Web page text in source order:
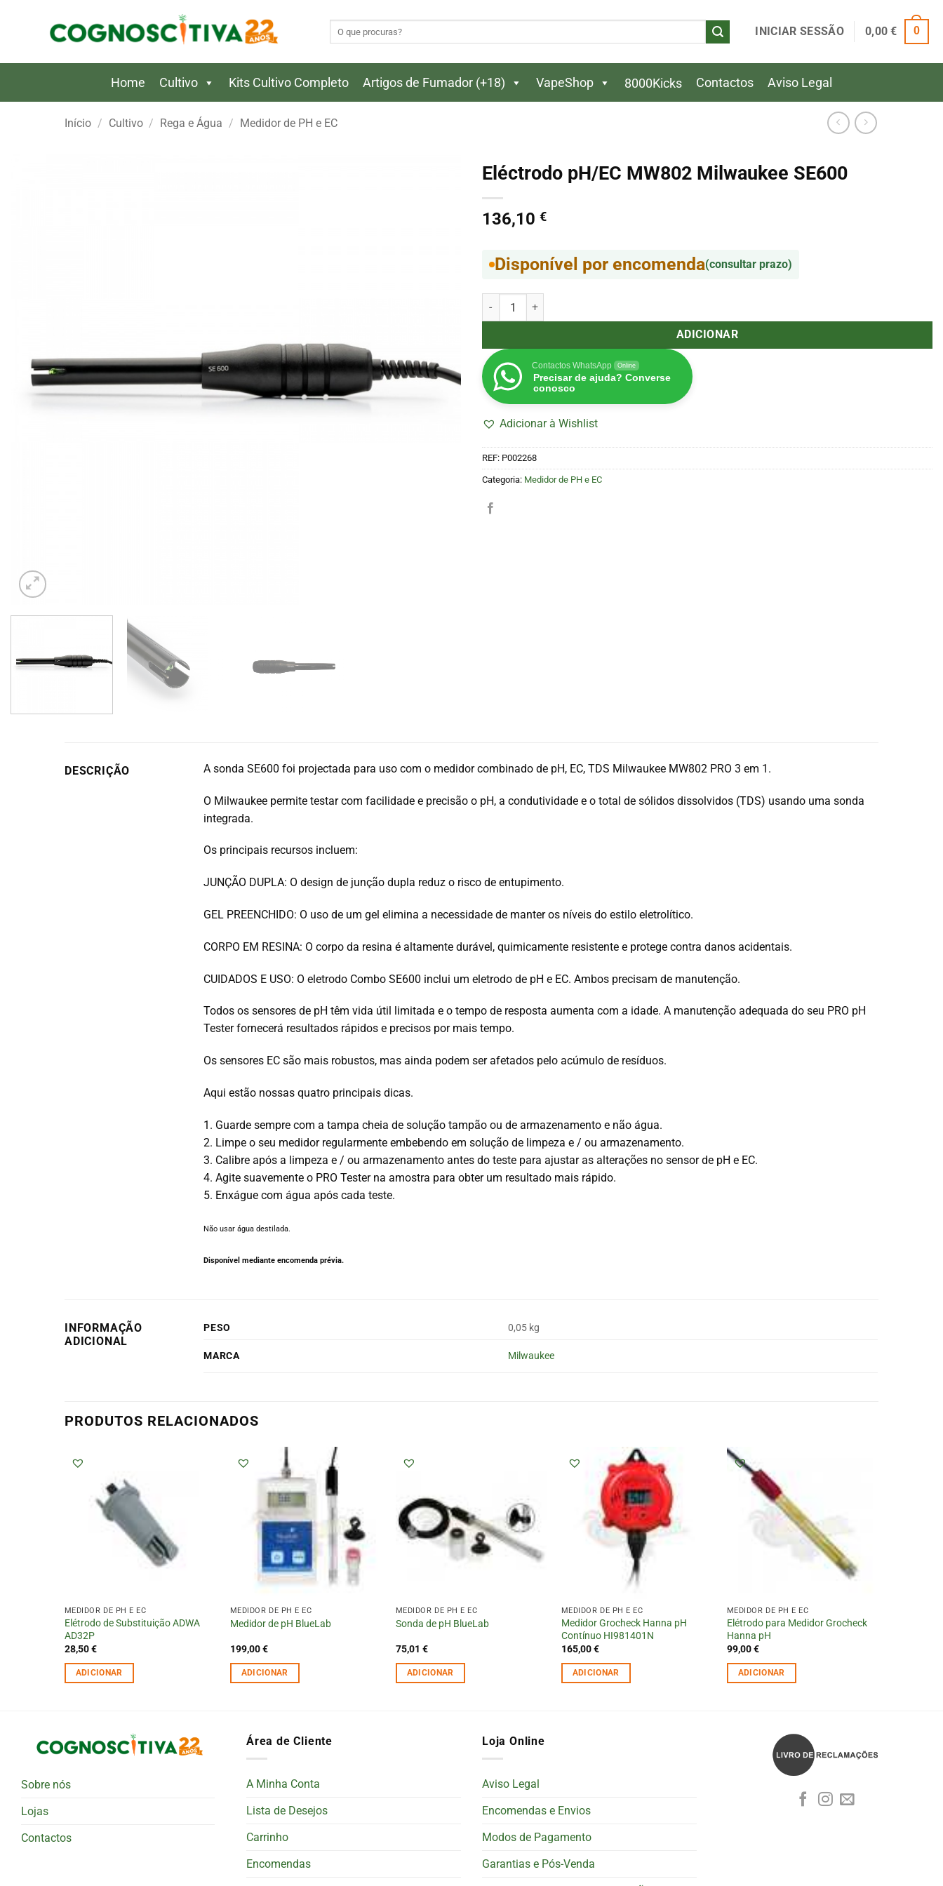
INICIAR SESSÃO 0,00€ 0
Home Cultivo Kits Cultivo Completo Artigos de Fumador (+18) VapeShop 8000Kicks Contactos Aviso Legal
Início / Cultivo / Rega e Água / Medidor de PH e EC
Eléctrodo pH/EC MW802 Milwaukee SE600
136,10 €
Disponível por encomenda(consultar prazo)
Quantidade de Eléctrodo pH/EC MW802 Milwaukee SE600
ADICIONAR
Contactos WhatsApp Online
Precisar de ajuda? Converse
conosco
Adicionar à Wishlist
REF: P002268
Categoria: Medidor de PH e EC
DESCRIÇÃO A sonda SE600 foi projectada para uso com o medidor combinado de pH, EC, TDS Milwaukee MW802 PRO 3 em 1.
O Milwaukee permite testar com facilidade e precisão o pH, a condutividade e o total de sólidos dissolvidos (TDS) usando uma sonda
integrada.
Os principais recursos incluem:
JUNÇÃO DUPLA: O design de junção dupla reduz o risco de entupimento.
GEL PREENCHIDO: O uso de um gel elimina a necessidade de manter os níveis do estilo eletrolítico.
CORPO EM RESINA: O corpo da resina é altamente durável, quimicamente resistente e protege contra danos acidentais.
CUIDADOS E USO: O eletrodo Combo SE600 inclui um eletrodo de pH e EC. Ambos precisam de manutenção.
Todos os sensores de pH têm vida útil limitada e o tempo de resposta aumenta com a idade. A manutenção adequada do seu PRO pH
Tester fornecerá resultados rápidos e precisos por mais tempo.
Os sensores EC são mais robustos, mas ainda podem ser afetados pelo acúmulo de resíduos.
Aqui estão nossas quatro principais dicas.
1. Guarde sempre com a tampa cheia de solução tampão ou de armazenamento e não água.
2. Limpe o seu medidor regularmente embebendo em solução de limpeza e / ou armazenamento.
3. Calibre após a limpeza e / ou armazenamento antes do teste para ajustar as alterações no sensor de pH e EC.
4. Agite suavemente o PRO Tester na amostra para obter um resultado mais rápido.
5. Enxágue com água após cada teste.
Não usar água destilada.
Disponível mediante encomenda prévia.
INFORMAÇÃO
ADICIONAL
PESO 0,05 kg
MARCA Milwaukee
PRODUTOS RELACIONADOS
MEDIDOR DE PH E EC
Elétrodo de Substituição ADWA
AD32P
28,50€
ADICIONAR
MEDIDOR DE PH E EC
Medidor de pH BlueLab
199,00€
ADICIONAR
MEDIDOR DE PH E EC
Sonda de pH BlueLab
75,01 €
ADICIONAR
MEDIDOR DE PH E EC
Medidor Grocheck Hanna pH
Contínuo HI981401N
165,00€
ADICIONAR
MEDIDOR DE PH E EC
Elétrodo para Medidor Grocheck
Hanna pH
99,00€
ADICIONAR
Sobre nós
Lojas
Contactos
Área de Cliente
A Minha Conta
Lista de Desejos
Carrinho
Encomendas
Loja Online
Aviso Legal
Encomendas e Envios
Modos de Pagamento
Garantias e Pós-Venda